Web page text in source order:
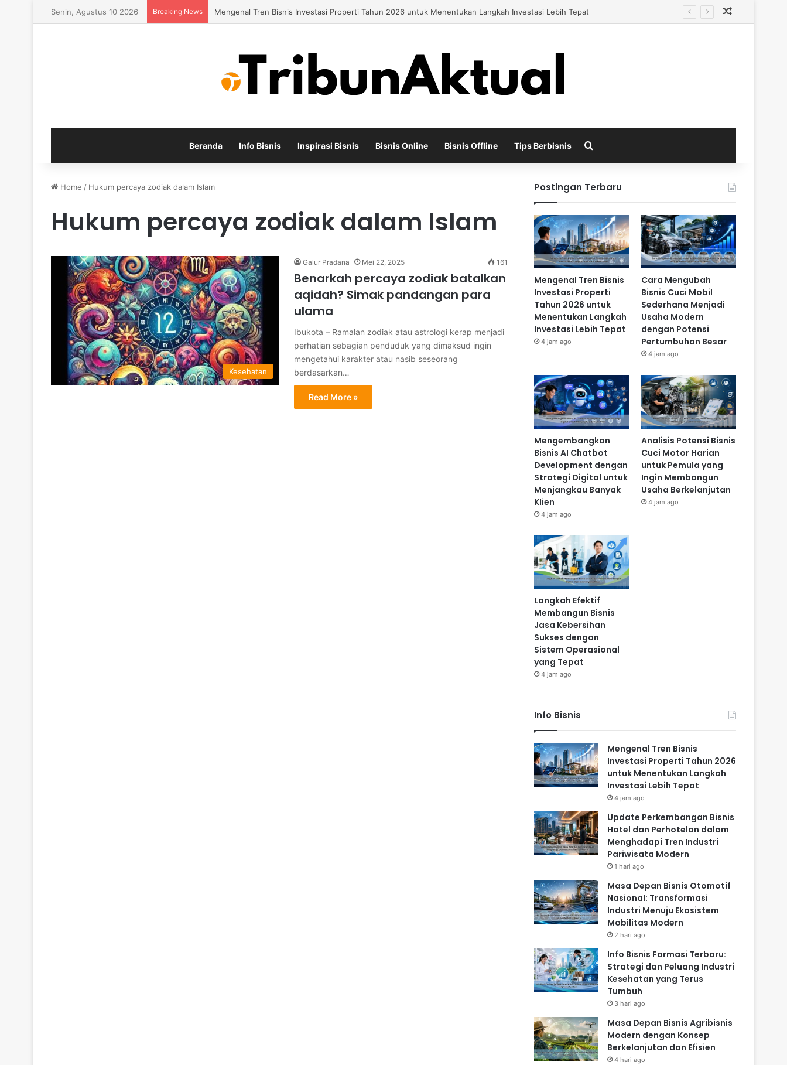
Senin, Agustus 10 2026 Breaking News Cara Mengubah Bisnis Cuci Mobil Sederhana Menjadi Usaha Modern dengan Potensi Pertumbuhan Besar
Beranda Info Bisnis Inspirasi Bisnis Bisnis Online Bisnis Offline Tips Berbisnis Search for
Home / Hukum percaya zodiak dalam Islam
Hukum percaya zodiak dalam Islam
Kesehatan
Galur Pradana Mei 22, 2025 161
Benarkah percaya zodiak batalkan
aqidah? Simak pandangan para
ulama
Ibukota – Ramalan zodiak atau astrologi kerap menjadi
perhatian sebagian penduduk yang dimaksud ingin
mengetahui karakter atau nasib seseorang
berdasarkan…
Read More »
Postingan Terbaru
Mengenal Tren Bisnis
Investasi Properti
Tahun 2026 untuk
Menentukan Langkah
Investasi Lebih Tepat
4 jam ago
Cara Mengubah
Bisnis Cuci Mobil
Sederhana Menjadi
Usaha Modern
dengan Potensi
Pertumbuhan Besar
4 jam ago
Mengembangkan
Bisnis AI Chatbot
Development dengan
Strategi Digital untuk
Menjangkau Banyak
Klien
4 jam ago
Analisis Potensi Bisnis
Cuci Motor Harian
untuk Pemula yang
Ingin Membangun
Usaha Berkelanjutan
4 jam ago
Langkah Efektif
Membangun Bisnis
Jasa Kebersihan
Sukses dengan
Sistem Operasional
yang Tepat
4 jam ago
Info Bisnis
Mengenal Tren Bisnis
Investasi Properti Tahun 2026
untuk Menentukan Langkah
Investasi Lebih Tepat
4 jam ago
Update Perkembangan Bisnis
Hotel dan Perhotelan dalam
Menghadapi Tren Industri
Pariwisata Modern
1 hari ago
Masa Depan Bisnis Otomotif
Nasional: Transformasi
Industri Menuju Ekosistem
Mobilitas Modern
2 hari ago
Info Bisnis Farmasi Terbaru:
Strategi dan Peluang Industri
Kesehatan yang Terus
Tumbuh
3 hari ago
Masa Depan Bisnis Agribisnis
Modern dengan Konsep
Berkelanjutan dan Efisien
4 hari ago